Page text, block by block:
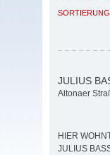
SORTIERUNG
JULIUS
Altonaer
HIER
JULIUS